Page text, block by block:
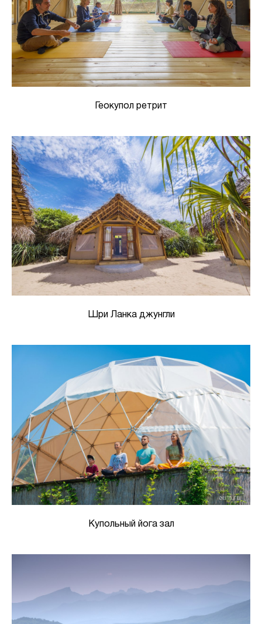
Геокупол ретрит
Шри Ланка джунгли
Купольный йога зал